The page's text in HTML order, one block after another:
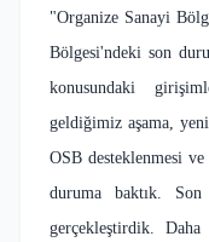
"Organize Sanayi
Bölgesi'ndeki son
konusundaki
geldiğimiz aşama,
OSB desteklenmesi
duruma baktık.
gerçekleştirdik.